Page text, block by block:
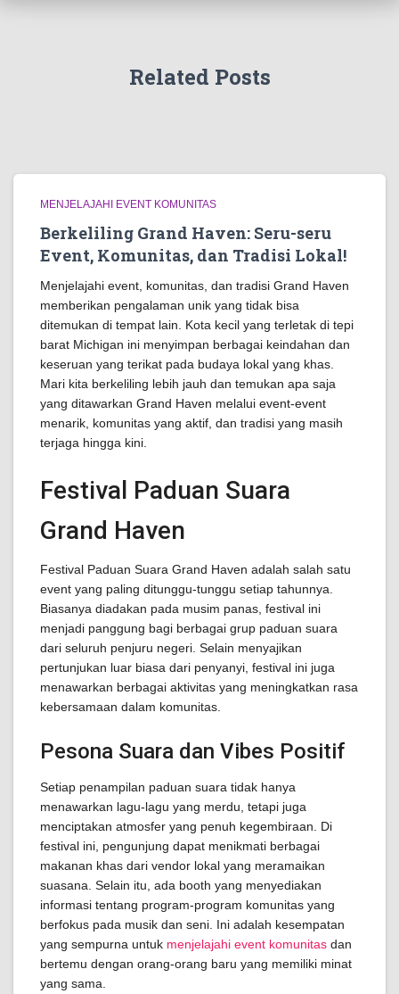
Related Posts
MENJELAJAHI EVENT KOMUNITAS
Berkeliling Grand Haven: Seru-seru
Event, Komunitas, dan Tradisi Lokal!
Menjelajahi event, komunitas, dan tradisi Grand Haven
memberikan pengalaman unik yang tidak bisa
ditemukan di tempat lain. Kota kecil yang terletak di tepi
barat Michigan ini menyimpan berbagai keindahan dan
keseruan yang terikat pada budaya lokal yang khas.
Mari kita berkeliling lebih jauh dan temukan apa saja
yang ditawarkan Grand Haven melalui event-event
menarik, komunitas yang aktif, dan tradisi yang masih
terjaga hingga kini.
Festival Paduan Suara
Grand Haven
Festival Paduan Suara Grand Haven adalah salah satu
event yang paling ditunggu-tunggu setiap tahunnya.
Biasanya diadakan pada musim panas, festival ini
menjadi panggung bagi berbagai grup paduan suara
dari seluruh penjuru negeri. Selain menyajikan
pertunjukan luar biasa dari penyanyi, festival ini juga
menawarkan berbagai aktivitas yang meningkatkan rasa
kebersamaan dalam komunitas.
Pesona Suara dan Vibes Positif
Setiap penampilan paduan suara tidak hanya
menawarkan lagu-lagu yang merdu, tetapi juga
menciptakan atmosfer yang penuh kegembiraan. Di
festival ini, pengunjung dapat menikmati berbagai
makanan khas dari vendor lokal yang meramaikan
suasana. Selain itu, ada booth yang menyediakan
informasi tentang program-program komunitas yang
berfokus pada musik dan seni. Ini adalah kesempatan
yang sempurna untuk menjelajahi event komunitas dan
bertemu dengan orang-orang baru yang memiliki minat
yang sama.